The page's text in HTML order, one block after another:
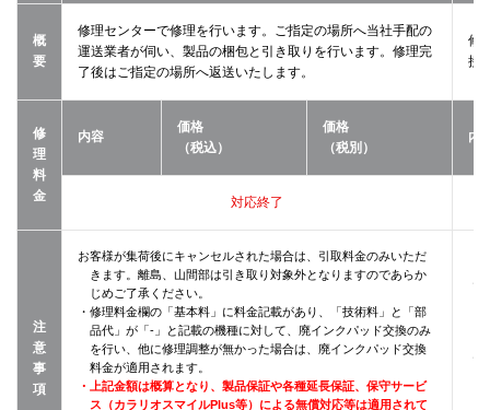
概
要
修理センターで修理を行います。ご指定の場所へ当社手配の
運送業者が伺い、製品の梱包と引き取りを行います。修理完
了後はご指定の場所へ返送いたします。
修
接
修
理
料
金
内容
価格
（税込）
価格
（税別）
内
対応終了
注
意
事
項
お客様が集荷後にキャンセルされた場合は、引取料金のみいただ
きます。離島、山間部は引き取り対象外となりますのであらか
じめご了承ください。
・修理料金欄の「基本料」に料金記載があり、「技術料」と「部
品代」が「-」と記載の機種に対して、廃インクパッド交換のみ
を行い、他に修理調整が無かった場合は、廃インクパッド交換
料金が適用されます。
・上記金額は概算となり、製品保証や各種延長保証、保守サービ
ス（カラリオスマイルPlus等）による無償対応等は適用されて
・
・